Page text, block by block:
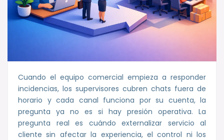
Cuando el equipo comercial empieza a responder
incidencias, los supervisores cubren chats fuera de
horario y cada canal funciona por su cuenta, la
pregunta ya no es si hay presión operativa. La
pregunta real es cuándo externalizar servicio al
cliente sin afectar la experiencia, el control ni los